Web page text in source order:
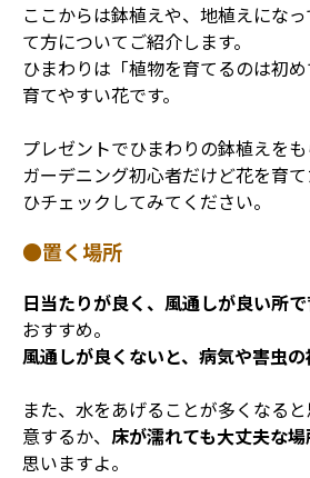
ここからは鉢植えや、地植えにな
て方についてご紹介します。
ひまわりは「植物を育てるのは初
育てやすい花です。
プレゼントでひまわりの鉢植えをも
ガーデニング初心者だけど花を育
ひチェックしてみてください。
●置く場所
日当たりが良く、風通しが良い所
おすすめ。
風通しが良くないと、病気や害虫
また、水をあげることが多くなる
意するか、 床が濡れても大丈夫な
思いますよ。